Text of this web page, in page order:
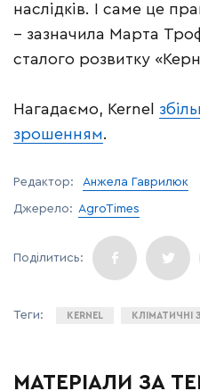
наслідків. І саме це
– зазначила Марта
сталого розвитку
Нагадаємо, Kernel
зрошенням.
Редактор: Анжела Гаврилюк
Джерело: AgroTimes
KERNEL КЛІМАТИЧНІ
МАТЕРІАЛИ ЗА